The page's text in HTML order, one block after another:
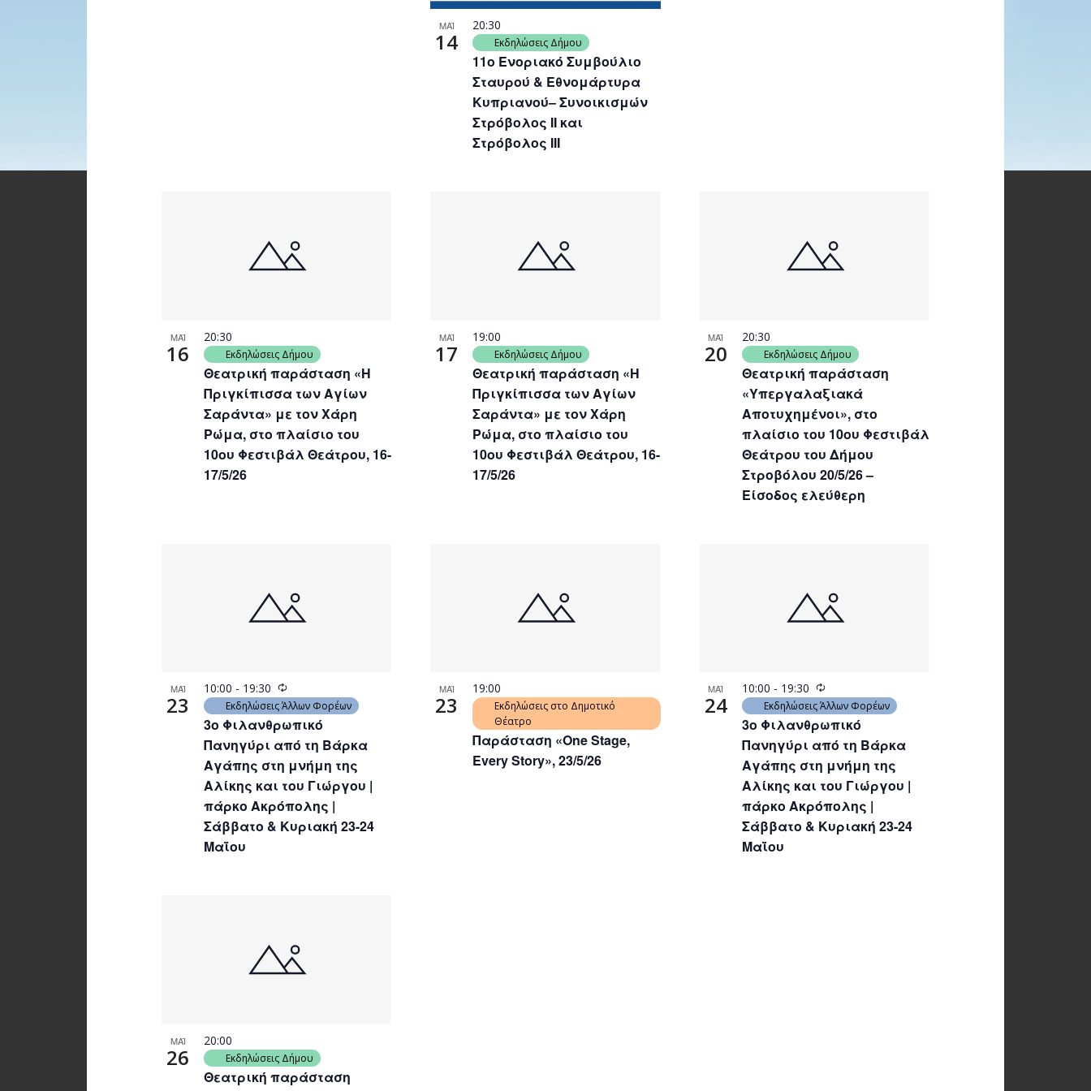
ΜΑΪ
14
11ο Ενοριακό Συμβούλιο
Σταυρού & Εθνομάρτυρα
Κυπριανού– Συνοικισμών
Στρόβολος ΙΙ και
Στρόβολος ΙΙΙ
20:30
Εκδηλώσεις Δήμου
ΜΑΪ
16
Θεατρική παράσταση «Η
Πριγκίπισσα των Αγίων
Σαράντα» με τον Χάρη
Ρώμα, στο πλαίσιο του
10ου Φεστιβάλ Θεάτρου, 16-
17/5/26
20:30
Εκδηλώσεις Δήμου
ΜΑΪ
17
Θεατρική παράσταση «Η
Πριγκίπισσα των Αγίων
Σαράντα» με τον Χάρη
Ρώμα, στο πλαίσιο του
10ου Φεστιβάλ Θεάτρου, 16-
17/5/26
19:00
Εκδηλώσεις Δήμου
ΜΑΪ
20
Θεατρική παράσταση
«Υπεργαλαξιακά
Αποτυχημένοι», στο
πλαίσιο του 10ου Φεστιβάλ
Θεάτρου του Δήμου
Στροβόλου 20/5/26 –
Είσοδος ελεύθερη
20:30
Εκδηλώσεις Δήμου
ΜΑΪ
23
3ο Φιλανθρωπικό
Πανηγύρι από τη Βάρκα
Αγάπης στη μνήμη της
Αλίκης και του Γιώργου |
πάρκο Ακρόπολης |
Σάββατο & Κυριακή 23-24
Μαΐου
10:00 - 19:30 Recurring
Εκδηλώσεις Άλλων Φορέων
ΜΑΪ
23
Παράσταση «One Stage,
Every Story», 23/5/26
19:00
Εκδηλώσεις στο Δημοτικό
Θέατρο
ΜΑΪ
24
3ο Φιλανθρωπικό
Πανηγύρι από τη Βάρκα
Αγάπης στη μνήμη της
Αλίκης και του Γιώργου |
πάρκο Ακρόπολης |
Σάββατο & Κυριακή 23-24
Μαΐου
10:00 - 19:30 Recurring
Εκδηλώσεις Άλλων Φορέων
ΜΑΪ
26
Θεατρική παράσταση
20:00
Εκδηλώσεις Δήμου